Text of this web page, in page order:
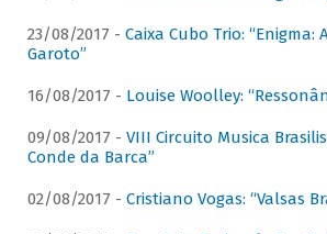
23/08/2017 - Caixa Cubo Trio: “Enigma:
Garoto”
16/08/2017 - Louise Woolley:
09/08/2017 - VIII Circuito Musica
Conde da Barca”
02/08/2017 - Cristiano Vogas: “Valsas